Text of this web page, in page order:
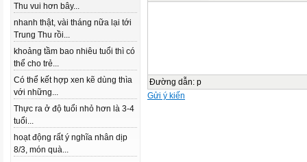
Thu vui hơn bây...
nhanh thật, vài tháng nữa lại tới
Trung Thu rồi...
khoảng tầm bao nhiêu tuổi thì có
thể cho trẻ...
Có thể kết hợp xen kẽ dùng thìa
với những...
Thực ra ở độ tuổi nhỏ hơn là 3-4
tuổi...
hoạt động rất ý nghĩa nhân dịp
8/3, món quà...
Đường dẫn: p
Gửi ý kiến